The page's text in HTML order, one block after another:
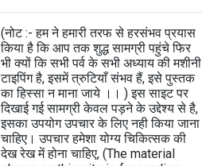
(नोट :- हम ने हमारी तरफ से हरसंभव प्रयास
किया है कि आप तक शुद्ध सामग्री पहुंचे फिर
भी क्यों कि सभी पर्व के सभी अध्याय की मशीनी
टाइपिंग है, इसमें त्रुटियाँ संभव हैं, इसे पुस्तक
का हिस्सा न माना जाये ।। ) इस साइट पर
दिखाई गई सामग्री केवल पड़ने के उद्देश्य से है,
इसका उपयोग उपचार के लिए नही किया जाना
चाहिए। उपचार हमेशा योग्य चिकित्सक की
देख रेख में होना चाहिए, (The material